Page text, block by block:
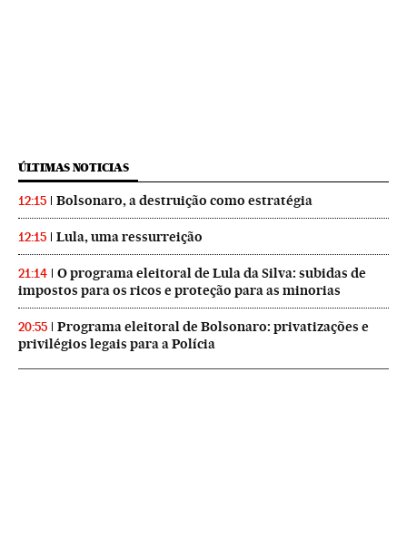
ÚLTIMAS NOTICIAS
12:15 Bolsonaro, a destruição como estratégia
12:15 Lula, uma ressurreição
21:14
O programa eleitoral de Lula da Silva: subidas de
impostos para os ricos e proteção para as minorias
20:55
Programa eleitoral de Bolsonaro: privatizações e
privilégios legais para a Polícia